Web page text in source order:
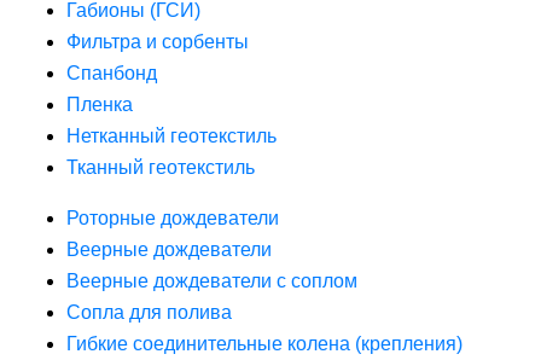
Габионы (ГСИ)
Фильтра и сорбенты
Спанбонд
Пленка
Нетканный геотекстиль
Тканный геотекстиль
Роторные дождеватели
Веерные дождеватели
Веерные дождеватели с соплом
Сопла для полива
Гибкие соединительные колена (крепления)